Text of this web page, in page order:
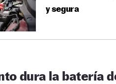
y segura
dura la batería